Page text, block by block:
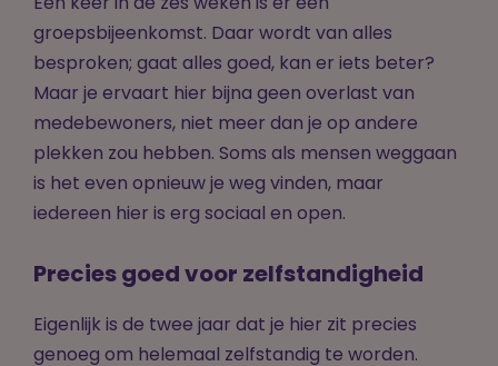
Eén keer in de zes weken is er een
groepsbijeenkomst. Daar wordt van alles
besproken; gaat alles goed, kan er iets beter?
Maar je ervaart hier bijna geen overlast van
medebewoners, niet meer dan je op andere
plekken zou hebben. Soms als mensen weggaan
is het even opnieuw je weg vinden, maar
iedereen hier is erg sociaal en open.
Precies goed voor zelfstandigheid
Eigenlijk is de twee jaar dat je hier zit precies
genoeg om helemaal zelfstandig te worden.